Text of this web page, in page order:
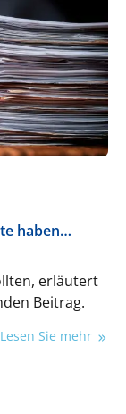
haben
erläutert
Beitrag.
Lesen Sie mehr